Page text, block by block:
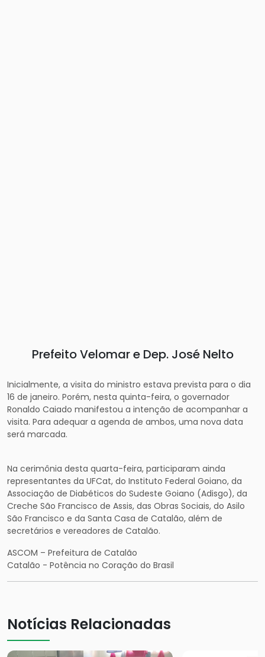
Prefeito Velomar e Dep. José Nelto
Inicialmente, a visita do ministro estava prevista para o dia
16 de janeiro. Porém, nesta quinta-feira, o governador
Ronaldo Caiado manifestou a intenção de acompanhar a
visita. Para adequar a agenda de ambos, uma nova data
será marcada.
Na cerimônia desta quarta-feira, participaram ainda
representantes da UFCat, do Instituto Federal Goiano, da
Associação de Diabéticos do Sudeste Goiano (Adisgo), da
Creche São Francisco de Assis, das Obras Sociais, do Asilo
São Francisco e da Santa Casa de Catalão, além de
secretários e vereadores de Catalão.
ASCOM – Prefeitura de Catalão
Catalão - Potência no Coração do Brasil
Notícias Relacionadas